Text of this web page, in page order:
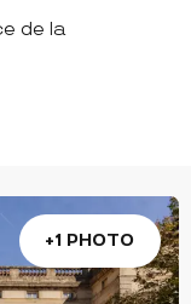
de la
+1 PHOTO